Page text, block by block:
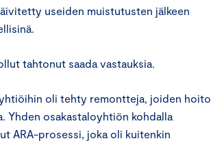
useiden muistutusten jälkeen
tahtonut saada vastauksia.
oli tehty remontteja, joiden hoito
Yhden osakastaloyhtiön kohdalla
ARA-prosessi, joka oli kuitenkin